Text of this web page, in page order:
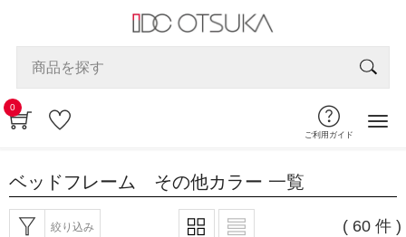
0
ご利用ガイド
ベッドフレーム その他カラー 一覧
絞り込み ( 60 件 )